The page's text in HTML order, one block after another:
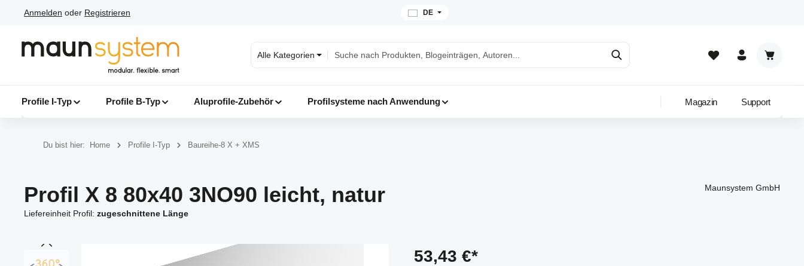
Hauptinhalt springen
Zur Suche springen
Zur Hauptnavigation springen
Anmelden oder Registrieren DE
Alle Kategorien
Profile I-Typ Profile B-Typ Aluprofile-Zubehör Profilsysteme nach Anwendung Magazin Support
Du bist hier: Home Profile I-Typ Baureihe-8 X + XMS
Profil X 8 80x40 3NO90 leicht, natur
Liefereinheit Profil: zugeschnittene Länge
Maunsystem GmbH
53,43 €*